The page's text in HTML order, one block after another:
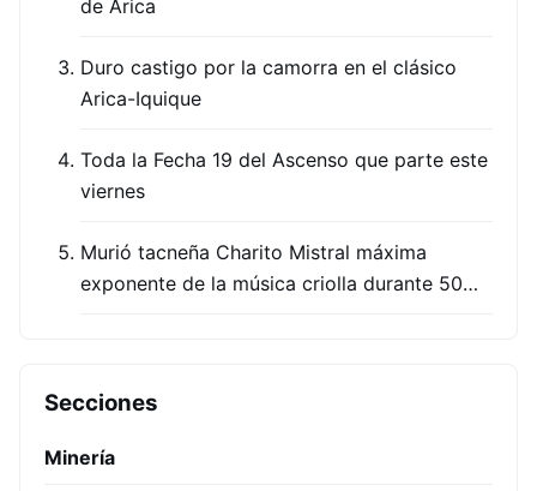
de Arica
Duro castigo por la camorra en el clásico
Arica-Iquique
Toda la Fecha 19 del Ascenso que parte este
viernes
Murió tacneña Charito Mistral máxima
exponente de la música criolla durante 50…
Secciones
Minería